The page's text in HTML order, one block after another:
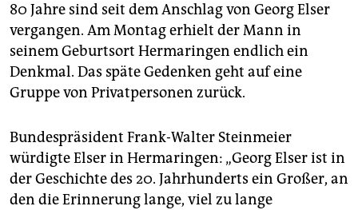
80 Jahre sind seit dem Anschlag von Georg Elser
vergangen. Am Montag erhielt der Mann in
seinem Geburtsort Hermaringen endlich ein
Denkmal. Das späte Gedenken geht auf eine
Gruppe von Privatpersonen zurück.
Bundespräsident Frank-Walter Steinmeier
würdigte Elser in Hermaringen: „Georg Elser ist in
der Geschichte des 20. Jahrhunderts ein Großer, an
den die Erinnerung lange, viel zu lange